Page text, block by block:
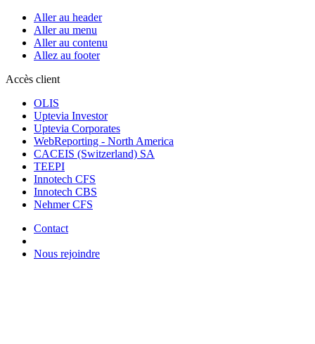
Aller au header
Aller au menu
Aller au contenu
Allez au footer
Accès client
OLIS
Uptevia Investor
Uptevia Corporates
WebReporting - North America
CACEIS (Switzerland) SA
TEEPI
Innotech CFS
Innotech CBS
Nehmer CFS
Contact
Nous rejoindre